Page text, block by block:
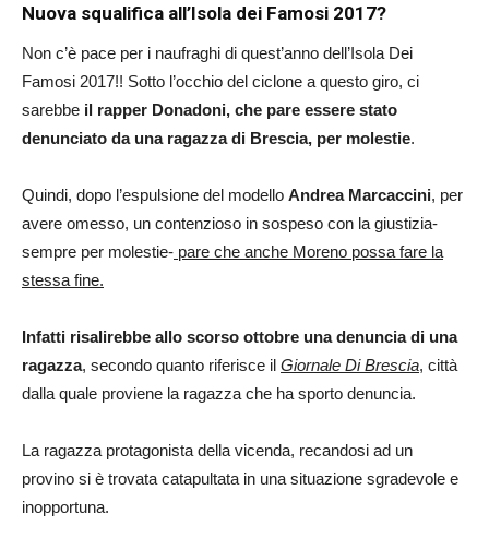
Nuova squalifica all’Isola dei Famosi 2017?
Non c’è pace per i naufraghi di quest’anno dell’Isola Dei
Famosi 2017!! Sotto l’occhio del ciclone a questo giro, ci
sarebbe il rapper Donadoni, che pare essere stato
denunciato da una ragazza di Brescia, per molestie.
Quindi, dopo l’espulsione del modello Andrea Marcaccini, per
avere omesso, un contenzioso in sospeso con la giustizia-
sempre per molestie- pare che anche Moreno possa fare la
stessa fine.
Infatti risalirebbe allo scorso ottobre una denuncia di una
ragazza, secondo quanto riferisce il Giornale Di Brescia, città
dalla quale proviene la ragazza che ha sporto denuncia.
La ragazza protagonista della vicenda, recandosi ad un
provino si è trovata catapultata in una situazione sgradevole e
inopportuna.